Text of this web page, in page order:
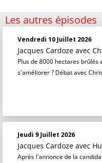
Les autres épisodes
Vendredi 10 Juillet 2026
Jacques Cardoze avec
Plus de 8000 hectares brûlés
s'améliorer ? Débat avec
Jeudi 9 Juillet 2026
Jacques Cardoze avec
Après l'annonce de la